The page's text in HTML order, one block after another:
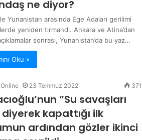
ne diyor?
Yunanistan arasında Ege Adaları gerilimi
yeniden tırmandı. Ankara ve Atina’dan
sonrası, Yunanistan’da bu yaz…
Oku »
23 Temmuz 2022 371
“Su savaşları
kapattığı ilk
ardından gözler ikinci